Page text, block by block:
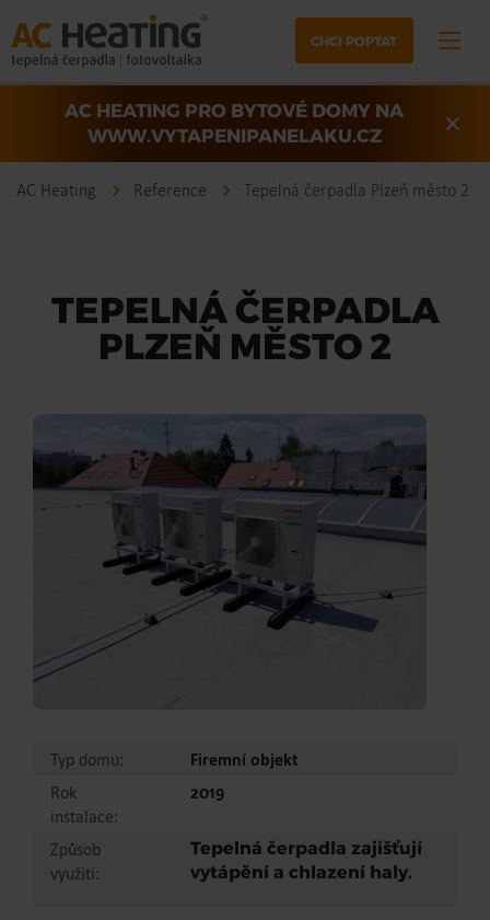
AC HEATING PRO BYTOVÉ DOMY NA
WWW.VYTAPENIPANELAKU.CZ
CHCI POPTAT
AC Heating Reference Tepelná čerpadla Plzeň město 2
TEPELNÁ ČERPADLA
PLZEŇ MĚSTO 2
Typ domu:
Firemní objekt
Rok
instalace:
2019
Způsob
využití:
Tepelná čerpadla zajišťují
vytápění a chlazení haly.